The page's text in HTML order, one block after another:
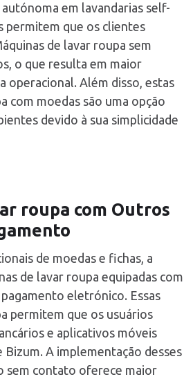
em lavandarias self-
permitem que os clientes
de lavar roupa sem
o que resulta em maior
operacional. Além disso, estas
com moedas são uma opção
devido à sua simplicidade
roupa com Outros
de moedas e fichas, a
de lavar roupa equipadas com
eletrónico. Essas
permitem que os usuários
e aplicativos móveis
Bizum. A implementação desses
sem contato oferece maior